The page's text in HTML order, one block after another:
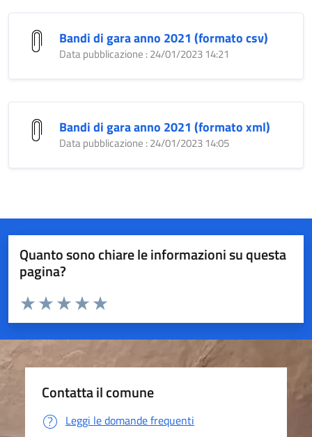
Bandi di gara anno 2021 (formato csv)
Data pubblicazione : 24/01/2023 14:21
Bandi di gara anno 2021 (formato xml)
Data pubblicazione : 24/01/2023 14:05
Quanto sono chiare le informazioni su questa
pagina?
Valuta da 1 a 5 stelle la pagina
Valuta 5 stelle su 5
Valuta 4 stelle su 5
Valuta 3 stelle su 5
Valuta 2 stelle su 5
Valuta 1 stelle su 5
Contatta il comune
Leggi le domande frequenti